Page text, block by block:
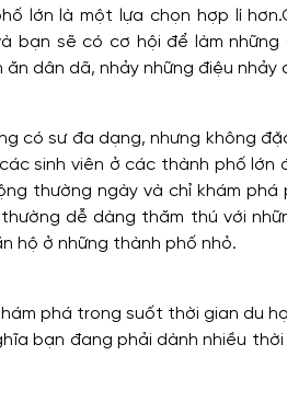
lớn là một lựa chọn hợp lí
bạn sẽ có cơ hội để làm những
dân dã, nhảy những điệu nhảy
có sư đa dạng, nhưng không
sinh viên ở các thành phố lớn
thường ngày và chỉ khám phá
dễ dàng thăm thú với
hộ ở những thành phố nhỏ.
phá trong suốt thời gian du
bạn đang phải dành nhiều